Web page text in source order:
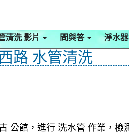
清洗 影片 問與答 淨水
路 水管清洗
公館，進行 洗水管 作業，